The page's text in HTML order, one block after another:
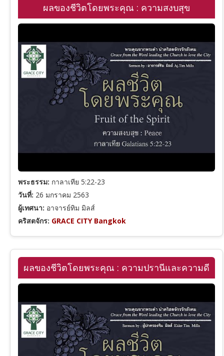
เยเรมีย์
ดาเนียล
โยนาห์
มีคาห์
ฮาบากุก
ฮีบรู
ยากอบ
1 ยอห์น
2 ยอห์น
ยูดา
วิวรณ์
หมวดหมู่คำเทศนา
รวมหมวดหมู่คำเทศนาทั้งหมด
พระคุณและความรอด
ชุดคำเทศนา (Series)
รวมผู้เทศนา
ผลของชีวิตโดยพระคุณ : ความสงบสุข
พระธรรม: กาลาเทีย 5:22-23
วันที่: 26 มกราคม 2563
ผู้เทศนา: อาจารย์ทิม มิลส์
คริสตจักร: GRACE CITY Bangkok
ผลของชีวิตโดยพระคุณ : ความปรานีและความดี